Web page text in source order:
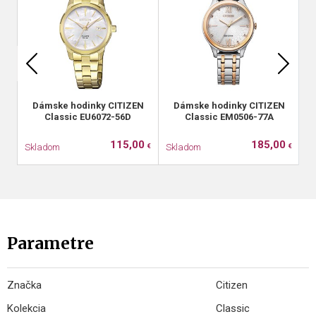
Dámske hodinky CITIZEN
Classic EU6072-56D
Skladom 115,00 €
Dámske hodinky CITIZEN
Classic EM0506-77A
Skladom 185,00 €
Parametre
Značka
Citizen
Kolekcia
Classic